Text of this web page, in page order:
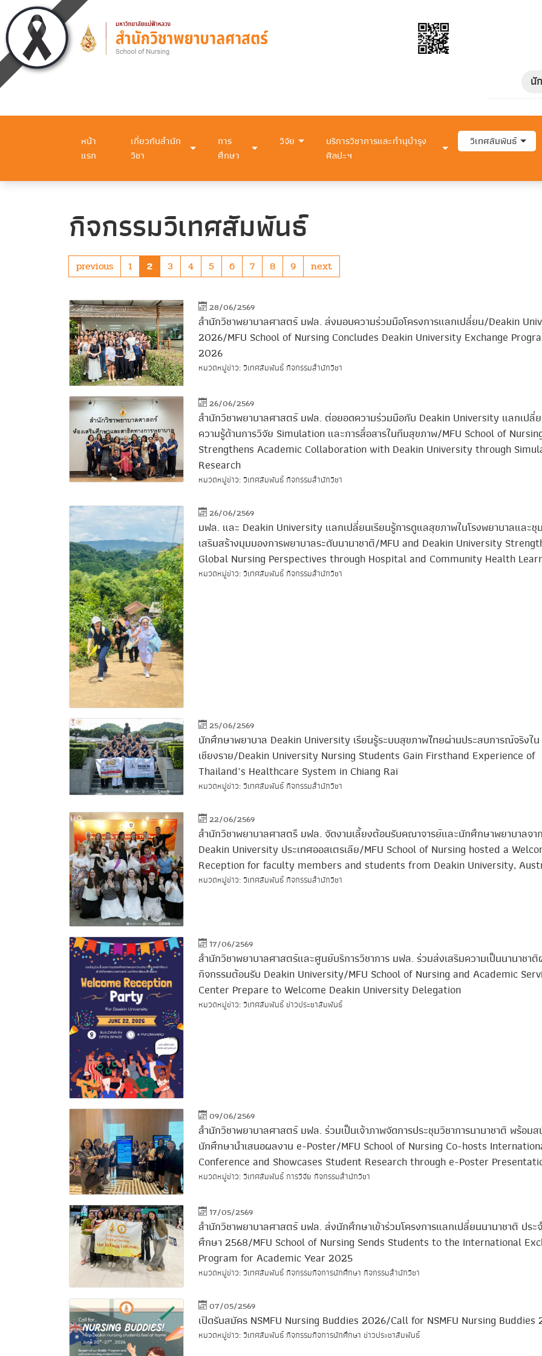
นั
หน้า
แรก
เกี่ยวกับสำนัก
วิชา
การ
ศึกษา
วิจัย
บริการวิชาการและทำนุบำรุง
ศิลปะฯ
วิเทศสัมพันธ์
กิจกรรมวิเทศสัมพันธ์
previous 1 2 3 4 5 6 7 8 9 next
28/06/2569
สำนักวิชาพยาบาลศาสตร์ มฟล. ส่งมอบความร่วมมือโครงการแลกเปลี่ยน/Deakin
2026/MFU School of Nursing Concludes Deakin University Exchange
2026
หมวดหมู่ข่าว: วิเทศสัมพันธ์ กิจกรรมสำนักวิชา
26/06/2569
สำนักวิชาพยาบาลศาสตร์ มฟล. ต่อยอดความร่วมมือกับ Deakin University แลกเปลี่
ความรู้ด้านการวิจัย Simulation และการสื่อสารในทีมสุขภาพ/MFU School of
Strengthens Academic Collaboration with Deakin University through
Research
หมวดหมู่ข่าว: วิเทศสัมพันธ์ กิจกรรมสำนักวิชา
26/06/2569
มฟล. และ Deakin University แลกเปลี่ยนเรียนรู้การดูแลสุขภาพในโรงพยาบาลและชุ
เสริมสร้างมุมมองการพยาบาลระดับนานาชาติ/MFU and Deakin University
Global Nursing Perspectives through Hospital and Community Health
หมวดหมู่ข่าว: วิเทศสัมพันธ์ กิจกรรมสำนักวิชา
25/06/2569
นักศึกษาพยาบาล Deakin University เรียนรู้ระบบสุขภาพไทยผ่านประสบการณ์จริงใน
เชียงราย/Deakin University Nursing Students Gain Firsthand Experience of
Thailand’s Healthcare System in Chiang Rai
หมวดหมู่ข่าว: วิเทศสัมพันธ์ กิจกรรมสำนักวิชา
22/06/2569
สำนักวิชาพยาบาลศาสตรื มฟล. จัดงานเลี้ยงต้อนรับคณาจารย์และนักศึกษาพยาบาลจาก
Deakin University ประเทศออสเตรเลีย/MFU School of Nursing hosted a
Reception for faculty members and students from Deakin University,
หมวดหมู่ข่าว: วิเทศสัมพันธ์ กิจกรรมสำนักวิชา
17/06/2569
สำนักวิชาพยาบาลศาสตร์และศูนย์บริการวิชาการ มฟล. ร่วมส่งเสริมความเป็นนานาชาติ
กิจกรรมต้อนรับ Deakin University/MFU School of Nursing and Academic
Center Prepare to Welcome Deakin University Delegation
หมวดหมู่ข่าว: วิเทศสัมพันธ์ ข่าวประชาสัมพันธ์
09/06/2569
สำนักวิชาพยาบาลศาสตร์ มฟล. ร่วมเป็นเจ้าภาพจัดการประชุมวิชาการนานาชาติ พร้อม
นักศึกษานำเสนอผลงาน e-Poster/MFU School of Nursing Co-hosts
Conference and Showcases Student Research through e-Poster
หมวดหมู่ข่าว: วิเทศสัมพันธ์ การวิจัย กิจกรรมสำนักวิชา
17/05/2569
สำนักวิชาพยาบาลศาสตร์ มฟล. ส่งนักศึกษาเข้าร่วมโครงการแลกเปลี่ยนนานาชาติ ประ
ศึกษา 2568/MFU School of Nursing Sends Students to the International
Program for Academic Year 2025
หมวดหมู่ข่าว: วิเทศสัมพันธ์ กิจกรรมกิจการนักศึกษา กิจกรรมสำนักวิชา
07/05/2569
เปิดรับสมัคร NSMFU Nursing Buddies 2026/Call for NSMFU Nursing Buddies
หมวดหมู่ข่าว: วิเทศสัมพันธ์ กิจกรรมกิจการนักศึกษา ข่าวประชาสัมพันธ์